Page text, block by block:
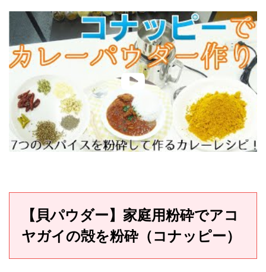
【貝パウダー】家庭用粉砕でアコ
ヤガイの殻を粉砕（コナッピー）